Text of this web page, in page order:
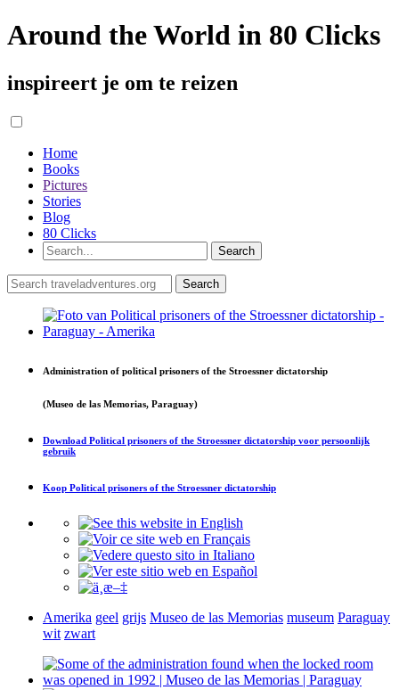
Around the World in 80 Clicks
inspireert je om te reizen
Home
Books
Pictures
Stories
Blog
80 Clicks
Administration of political prisoners of the Stroessner dictatorship
(Museo de las Memorias, Paraguay)
Download Political prisoners of the Stroessner dictatorship voor persoonlijk
gebruik
Koop Political prisoners of the Stroessner dictatorship
Amerika geel grijs Museo de las Memorias museum Paraguay
wit zwart